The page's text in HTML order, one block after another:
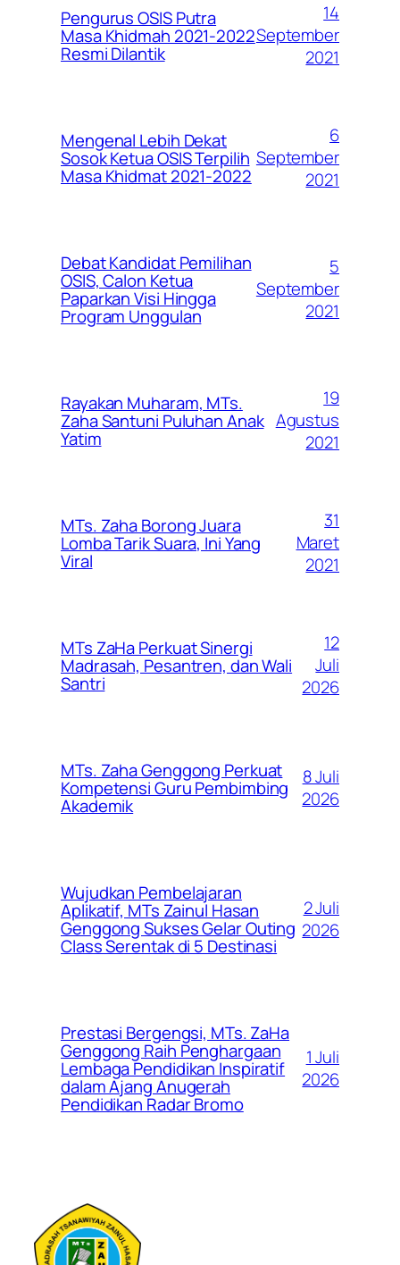
Pengurus OSIS Putra
Masa Khidmah 2021-2022
Resmi Dilantik
14
September
2021
Mengenal Lebih Dekat
Sosok Ketua OSIS Terpilih
Masa Khidmat 2021-2022
6
September
2021
Debat Kandidat Pemilihan
OSIS, Calon Ketua
Paparkan Visi Hingga
Program Unggulan
5
September
2021
Rayakan Muharam, MTs.
Zaha Santuni Puluhan Anak
Yatim
19
Agustus
2021
MTs. Zaha Borong Juara
Lomba Tarik Suara, Ini Yang
Viral
31
Maret
2021
MTs ZaHa Perkuat Sinergi
Madrasah, Pesantren, dan Wali
Santri
12
Juli
2026
MTs. Zaha Genggong Perkuat
Kompetensi Guru Pembimbing
Akademik
8 Juli
2026
Wujudkan Pembelajaran
Aplikatif, MTs Zainul Hasan
Genggong Sukses Gelar Outing
Class Serentak di 5 Destinasi
2 Juli
2026
Prestasi Bergengsi, MTs. ZaHa
Genggong Raih Penghargaan
Lembaga Pendidikan Inspiratif
dalam Ajang Anugerah
Pendidikan Radar Bromo
1 Juli
2026